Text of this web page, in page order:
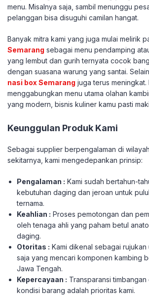
menu. Misalnya saja, sambil menunggu
pelanggan bisa disuguhi camilan hangat.
​Banyak mitra kami yang juga mulai melirik
Semarang sebagai menu pendamping
yang lembut dan gurih ternyata cocok
dengan suasana warung yang santai.
nasi box Semarang juga terus meningkat.
menggabungkan menu utama olahan
yang modern, bisnis kuliner kamu pasti
​Keunggulan Produk Kami
​Sebagai supplier berpengalaman di
sekitarnya, kami mengedepankan prinsip:
Pengalaman : Kami sudah bertahun-
kebutuhan daging dan jeroan untuk
ternama.
Keahlian : Proses pemotongan dan
oleh tenaga ahli yang paham betul
daging.
Otoritas : Kami dikenal sebagai rujukan
saja yang mencari komponen kambing
Jawa Tengah.
Kepercayaan : Transparansi
kondisi barang adalah prioritas kami.